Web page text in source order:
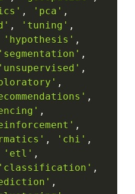
, 'pca' ,
, 'tuning' ,
'hypothesis' ,
'segmentation' ,
'unsupervised' ,
,
,
,
,
, 'chi' ,
'etl' ,
'classification' ,
,